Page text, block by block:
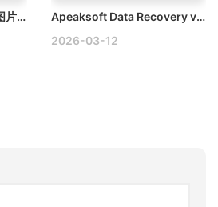
Imagine一款免费多平台图片压缩开源软件
Apeaksoft Data Recovery v1.6.26 Mac数据恢复工具破解版
2026-03-12